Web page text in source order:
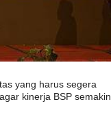
yang harus segera
kinerja BSP semakin